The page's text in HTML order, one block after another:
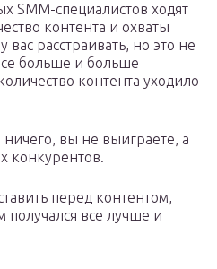
SMM-специалистов ходят
контента и охваты
расстраивать, но это не
больше и больше
контента уходило
ничего, вы не выиграете, а
конкурентов.
перед контентом,
все лучше и